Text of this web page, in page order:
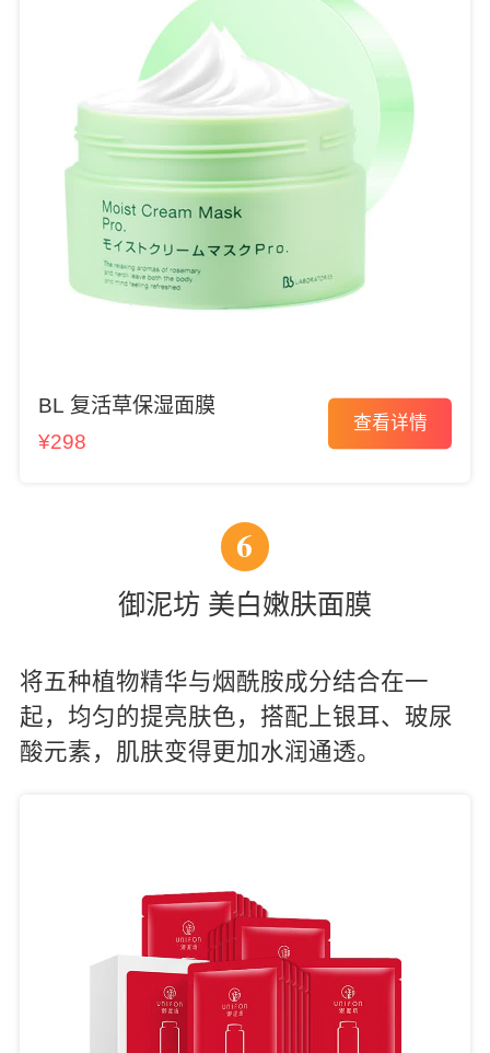
BL 复活草保湿面膜
¥298
查看详情
6
御泥坊 美白嫩肤面膜
将五种植物精华与烟酰胺成分结合在一
起，均匀的提亮肤色，搭配上银耳、玻尿
酸元素，肌肤变得更加水润通透。